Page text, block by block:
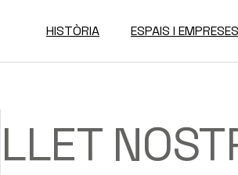
HISTÒRIA ESPAIS I EMPRESES
Directori
LLET